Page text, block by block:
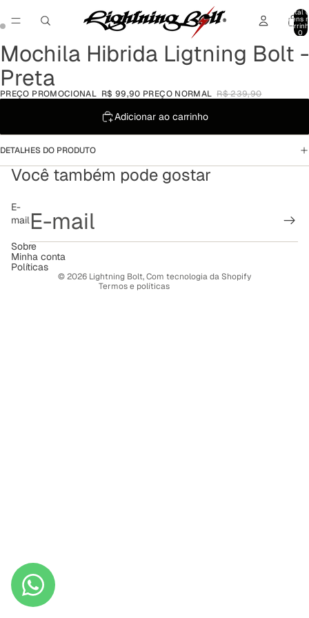
Total
itens
0
Abrir
imagem
em
tela
cheia
Abrir
imagem
em
tela
cheia
Mochila Hibrida Ligtning Bolt -
Preta
PREÇO PROMOCIONAL R$ 99,90 PREÇO NORMAL R$ 239,90
Adicionar ao carrinho
DETALHES DO PRODUTO
Você também pode gostar
E-
mail
Sobre
Minha conta
Políticas
© 2026 Lightning Bolt,Com tecnologia da Shopify
Termos e políticas
Política de privacidade
Termos de serviço
Política de frete